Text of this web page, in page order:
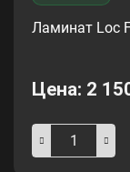
Ламинат Loc
Цена: 2